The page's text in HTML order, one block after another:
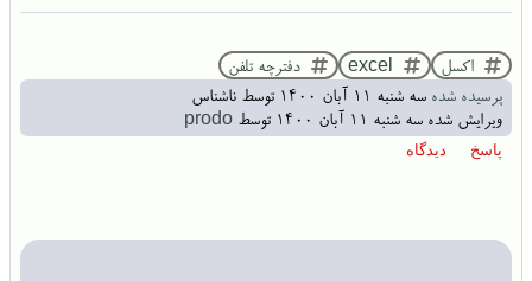
اکسل excel
دفترچه تلفن
پرسیده شده سه شنبه ۱۱ آبان ۱۴۰۰ توسط ناشناس
ویرایش شده سه شنبه ۱۱ آبان ۱۴۰۰ توسط prodo